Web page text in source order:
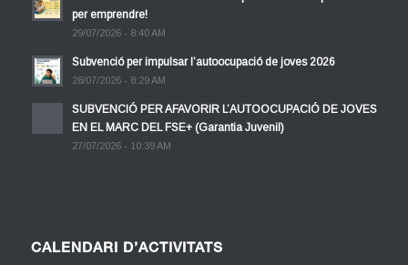
per emprendre!
29/07/2026 - 8:40 AM
Subvenció per impulsar l’autoocupació de joves 2026
28/07/2026 - 8:29 AM
SUBVENCIÓ PER AFAVORIR L’AUTOOCUPACIÓ DE JOVES
EN EL MARC DEL FSE+ (Garantia Juvenil)
27/07/2026 - 10:39 AM
CALENDARI D’ACTIVITATS